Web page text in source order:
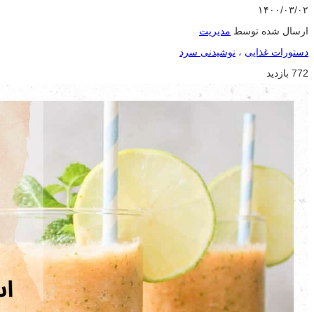
۱۴۰۰/۰۳/۰۲
ارسال شده توسط مدیریت
دستورات غذایی ، نوشیدنی سرد
772 بازدید